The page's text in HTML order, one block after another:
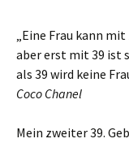
„Eine Frau kann
aber erst mit 39 ist
als 39 wird keine
Coco Chanel
Mein zweiter 39.